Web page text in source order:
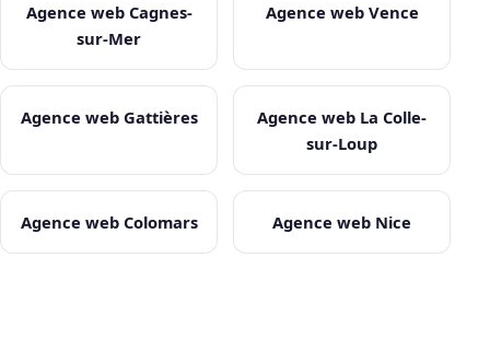
Agence web Cagnes-
sur-Mer
Agence web Vence
Agence web Gattières
Agence web La Colle-
sur-Loup
Agence web Colomars Agence web Nice